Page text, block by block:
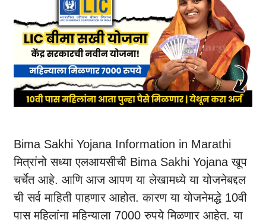
Bima Sakhi Yojana Information in Marathi
मित्रांनो सध्या एलआयसीची Bima Sakhi Yojana खूप
चर्चेत आहे. आणि आज आपण या लेखामध्ये या योजनेबद्दल
ची सर्व माहिती पाहणार आहोत. कारण या योजनेमद्धे 10वी
पास महिलांना महिन्याला 7000 रुपये मिळणार आहेत. या